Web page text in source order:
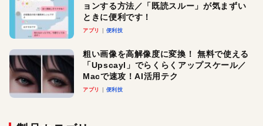
ョンする方法／「既読スルー」が気まずい
ときに便利です！
アプリ 便利技
粗い画像を高解像度に変換！ 無料で使える
「Upscayl」でらくらくアップスケール／
Macで速攻！AI活用テク
アプリ 便利技